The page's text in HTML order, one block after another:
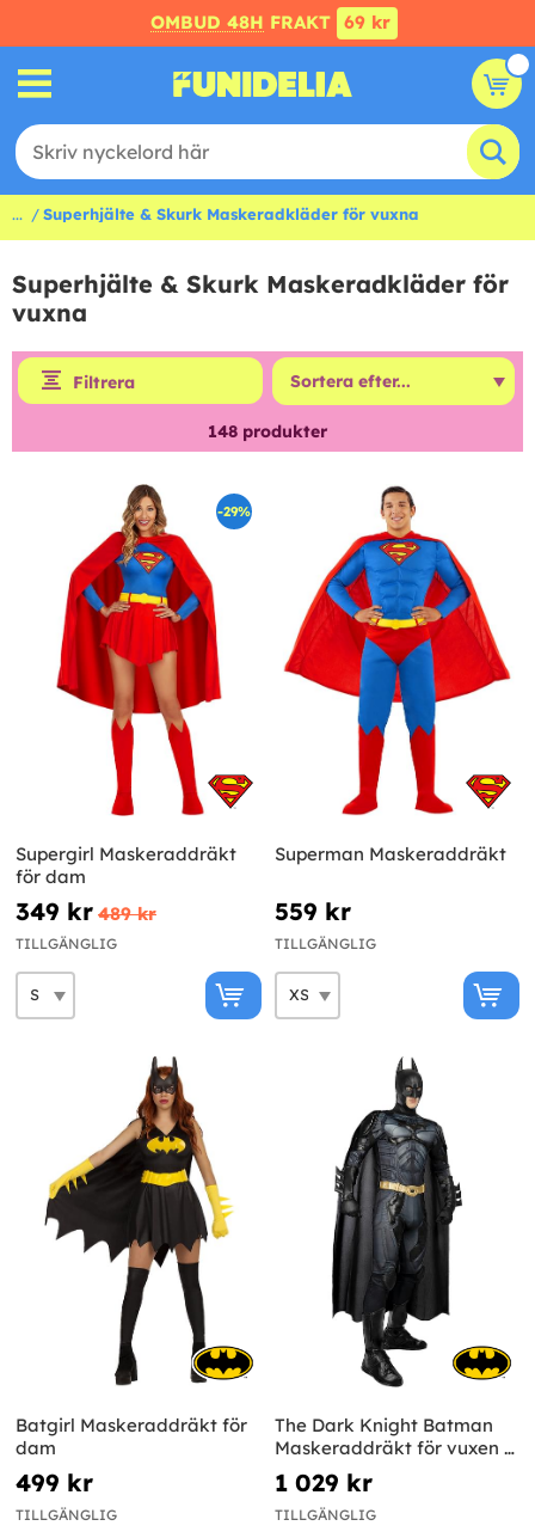
OMBUD 48H FRAKT 69 kr
... Superhjälte & Skurk Maskeradkläder för vuxna
Superhjälte & Skurk Maskeradkläder för
vuxna
Filtrera
148 produkter
-29%
Supergirl Maskeraddräkt
för dam
349 kr 489 kr
TILLGÄNGLIG
Superman Maskeraddräkt
559 kr
TILLGÄNGLIG
Batgirl Maskeraddräkt för
dam
499 kr
TILLGÄNGLIG
The Dark Knight Batman
Maskeraddräkt för vuxen -
Diamond Edition
1 029 kr
TILLGÄNGLIG